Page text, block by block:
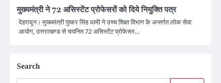
मुख्यमंत्री ने 72 असिस्टेंट प्रोफेसरों को दिये नियुक्ति पत्र
देहरादून। मुख्यमंत्री पुष्कर सिंह धामी ने उच्च शिक्षा विभाग के अन्तर्गत लोक सेवा
आयोग, उत्तराखण्ड से चयनित 72 असिस्टेंट प्रोफेसर…
Search